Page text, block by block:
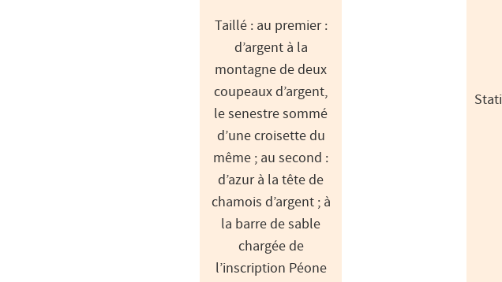
Taillé : au premier :
d’argent à la
montagne de deux
coupeaux d’argent,
le senestre sommé
d’une croisette du
même ; au second :
d’azur à la tête de
chamois d’argent ; à
la barre de sable
chargée de
l’inscription Péone